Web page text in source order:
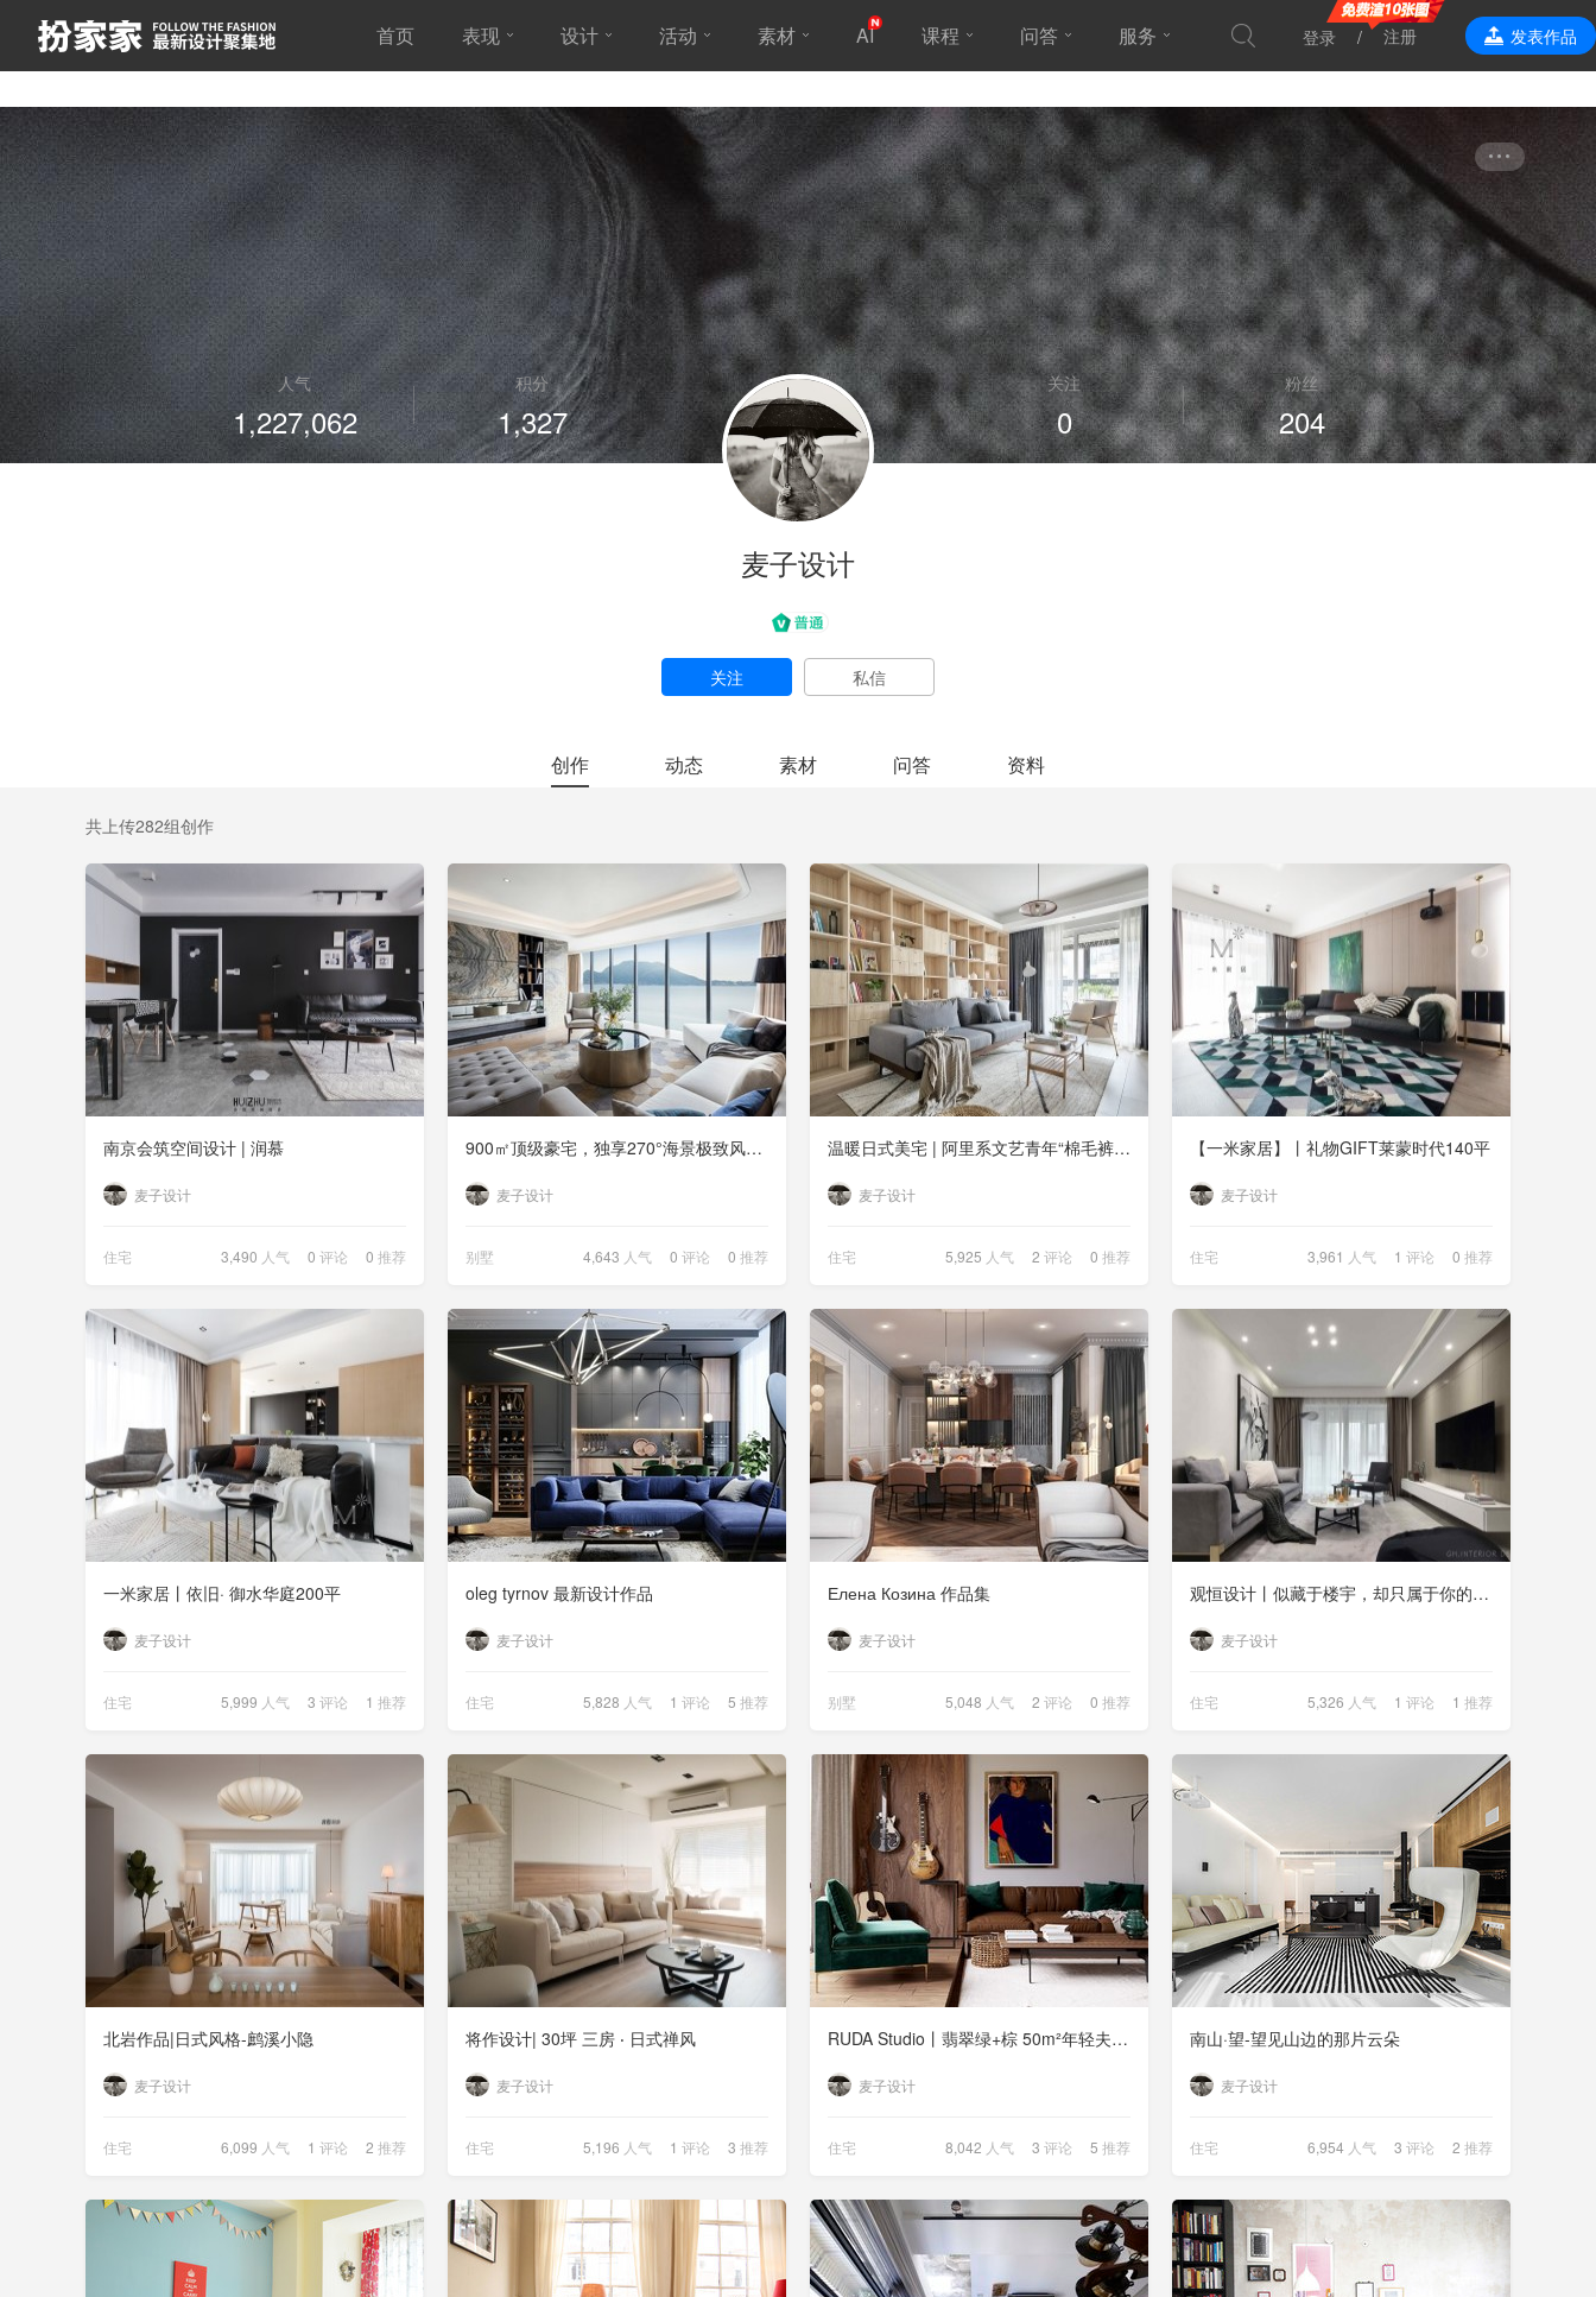
首页 表现 设计 活动 素材 AI 课程 问答 服务
效果表现
登录 注册 发表作品
人气
1,227,062
积分
1,327
关注
0
粉丝
204
麦子设计
关注 私信
创作 动态 素材 问答 资料
共上传282组创作
南京会筑空间设计 | 润慕
麦子设计
住宅 3,490 人气 0 评论 0 推荐
900㎡顶级豪宅，独享270°海景极致风光！
麦子设计
别墅 4,643 人气 0 评论 0 推荐
温暖日式美宅 | 阿里系文艺青年“棉毛裤少爷”的家
麦子设计
住宅 5,925 人气 2 评论 0 推荐
【一米家居】丨礼物GIFT莱蒙时代140平
麦子设计
住宅 3,961 人气 1 评论 0 推荐
一米家居丨依旧· 御水华庭200平
麦子设计
住宅 5,999 人气 3 评论 1 推荐
oleg tyrnov 最新设计作品
麦子设计
住宅 5,828 人气 1 评论 5 推荐
Елена Козина 作品集
麦子设计
别墅 5,048 人气 2 评论 0 推荐
观恒设计丨似藏于楼宇，却只属于你的迷城
麦子设计
住宅 5,326 人气 1 评论 1 推荐
北岩作品|日式风格-鹧溪小隐
麦子设计
住宅 6,099 人气 1 评论 2 推荐
将作设计| 30坪 三房 ‧ 日式禅风
麦子设计
住宅 5,196 人气 1 评论 3 推荐
RUDA Studio丨翡翠绿+棕 50m²年轻夫妇的家
麦子设计
住宅 8,042 人气 3 评论 5 推荐
南山·望-望见山边的那片云朵
麦子设计
住宅 6,954 人气 3 评论 2 推荐